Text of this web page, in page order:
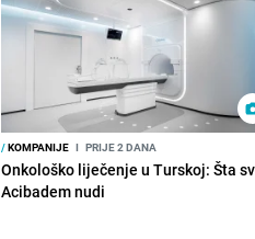
/KOMPANIJE I PRIJE 2 DANA
Onkološko liječenje u Turskoj: Šta
Acibadem nudi